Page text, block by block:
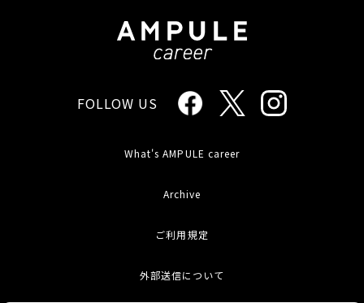
FOLLOW US
What's AMPULE career
Archive
ご利用規定
外部送信について